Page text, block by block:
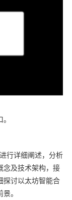
行详细阐述，分析
念及技术架构，接
探讨以太坊智能合
。